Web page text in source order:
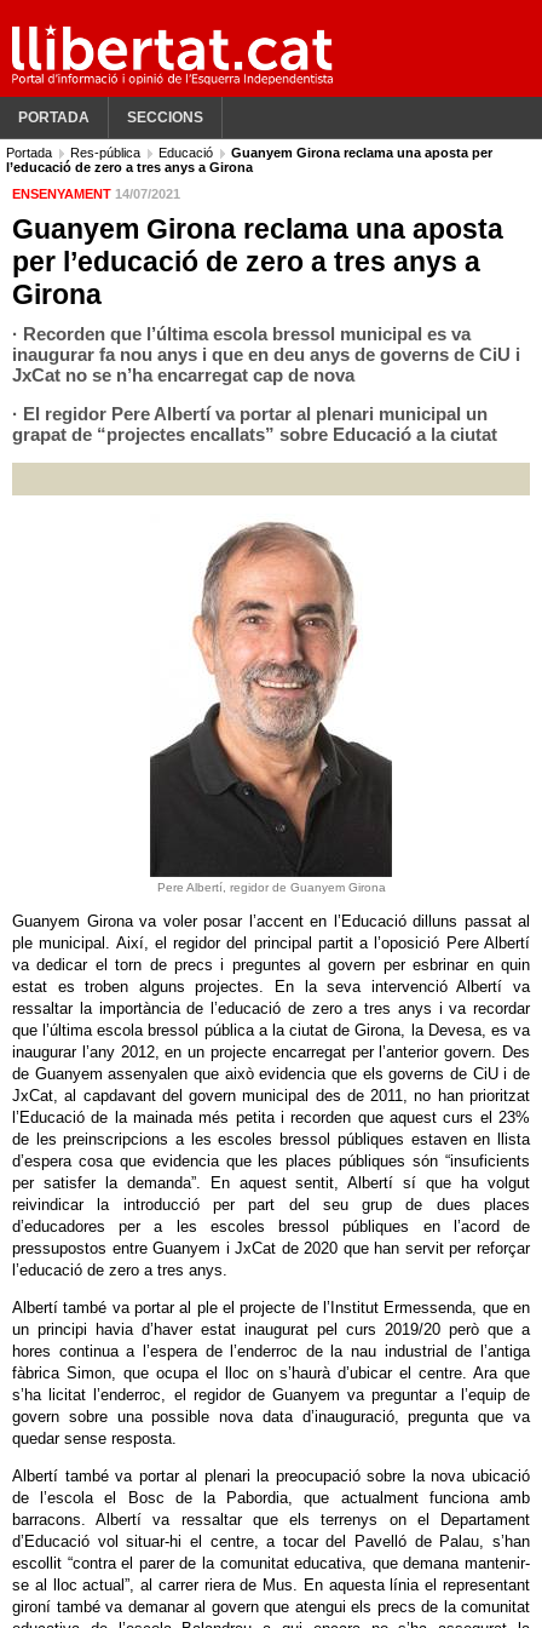
PORTADA SECCIONS
Portada Res-pública Educació
Guanyem Girona reclama una aposta per
l’educació de zero a tres anys a Girona
ENSENYAMENT 14/07/2021
Guanyem Girona reclama una aposta
per l’educació de zero a tres anys a
Girona
· Recorden que l’última escola bressol municipal es va
inaugurar fa nou anys i que en deu anys de governs de CiU i
JxCat no se n’ha encarregat cap de nova
· El regidor Pere Albertí va portar al plenari municipal un
grapat de “projectes encallats” sobre Educació a la ciutat
Pere Albertí, regidor de Guanyem Girona
Guanyem Girona va voler posar l’accent en l’Educació dilluns passat al
ple municipal. Així, el regidor del principal partit a l’oposició Pere Albertí
va dedicar el torn de precs i preguntes al govern per esbrinar en quin
estat es troben alguns projectes. En la seva intervenció Albertí va
ressaltar la importància de l’educació de zero a tres anys i va recordar
que l’última escola bressol pública a la ciutat de Girona, la Devesa, es va
inaugurar l’any 2012, en un projecte encarregat per l’anterior govern. Des
de Guanyem assenyalen que això evidencia que els governs de CiU i de
JxCat, al capdavant del govern municipal des de 2011, no han prioritzat
l’Educació de la mainada més petita i recorden que aquest curs el 23%
de les preinscripcions a les escoles bressol públiques estaven en llista
d’espera cosa que evidencia que les places públiques són “insuficients
per satisfer la demanda”. En aquest sentit, Albertí sí que ha volgut
reivindicar la introducció per part del seu grup de dues places
d’educadores per a les escoles bressol públiques en l’acord de
pressupostos entre Guanyem i JxCat de 2020 que han servit per reforçar
l’educació de zero a tres anys.
Albertí també va portar al ple el projecte de l’Institut Ermessenda, que en
un principi havia d’haver estat inaugurat pel curs 2019/20 però que a
hores continua a l’espera de l’enderroc de la nau industrial de l’antiga
fàbrica Simon, que ocupa el lloc on s’haurà d’ubicar el centre. Ara que
s’ha licitat l’enderroc, el regidor de Guanyem va preguntar a l’equip de
govern sobre una possible nova data d’inauguració, pregunta que va
quedar sense resposta.
Albertí també va portar al plenari la preocupació sobre la nova ubicació
de l’escola el Bosc de la Pabordia, que actualment funciona amb
barracons. Albertí va ressaltar que els terrenys on el Departament
d’Educació vol situar-hi el centre, a tocar del Pavelló de Palau, s’han
escollit “contra el parer de la comunitat educativa, que demana mantenir-
se al lloc actual”, al carrer riera de Mus. En aquesta línia el representant
gironí també va demanar al govern que atengui els precs de la comunitat